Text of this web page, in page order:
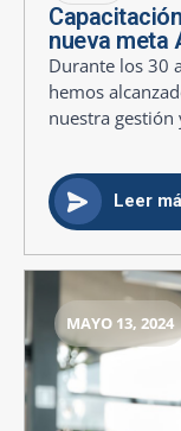
nueva meta
Durante los 30
hemos
nuestra gestión
Leer
MAYO 13, 2024